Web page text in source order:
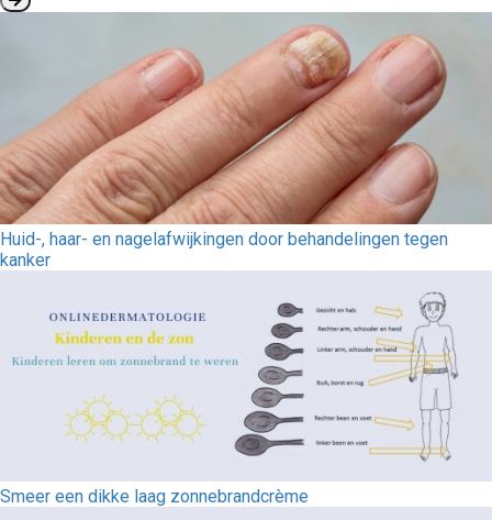
Huid-, haar- en nagelafwijkingen door behandelingen tegen
kanker
Smeer een dikke laag zonnebrandcrème